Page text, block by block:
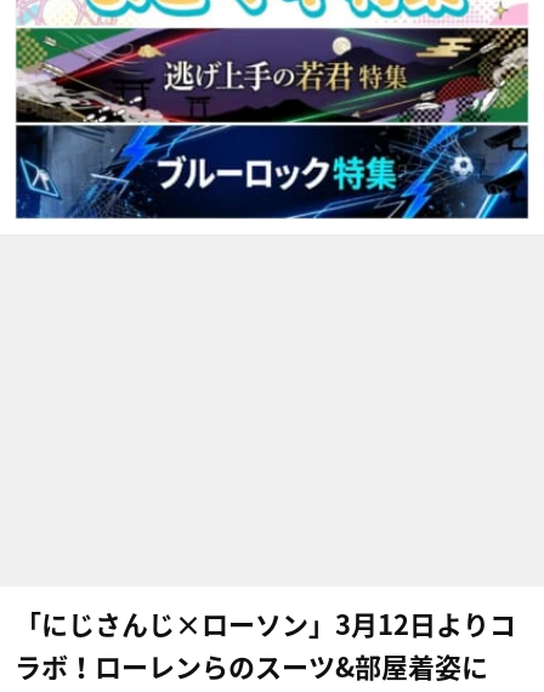
「にじさんじ×ローソン」3月12日よりコ
ラボ！ローレンらのスーツ&部屋着姿に